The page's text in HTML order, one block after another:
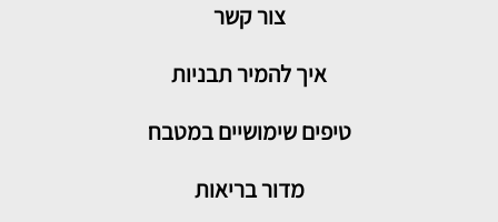
צור קשר
איך להמיר תבניות
טיפים שימושיים במטבח
מדור בריאות